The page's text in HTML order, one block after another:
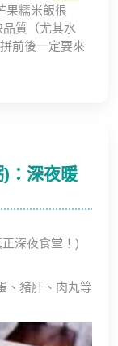
果糯米飯很
質（尤其水
前後一定要來
：深夜暖
正深夜食堂！)
、豬肝、肉丸等